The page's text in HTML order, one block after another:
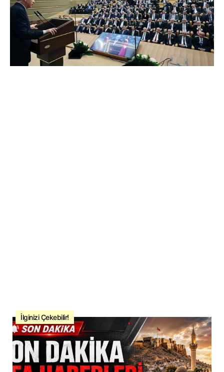
İlginizi Çekebilir!